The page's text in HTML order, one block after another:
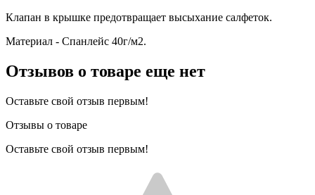
Клапан в крышке предотвращает высыхание салфеток.
Материал - Спанлейс 40г/м2.
Отзывов о товаре еще нет
Оставьте свой отзыв первым!
Отзывы о товаре
Оставьте свой отзыв первым!